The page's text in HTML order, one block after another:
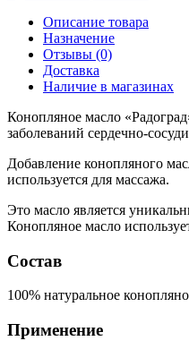
Описание товара
Назначение
Отзывы (0)
Доставка
Наличие в магазинах
Конопляное масло
заболеваний сердечно-
Добавление конопляного
используется для массажа.
Это масло является
Конопляное масло
Состав
100% натуральное
Применение